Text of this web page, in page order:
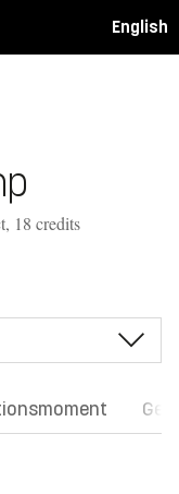
English
18 credits